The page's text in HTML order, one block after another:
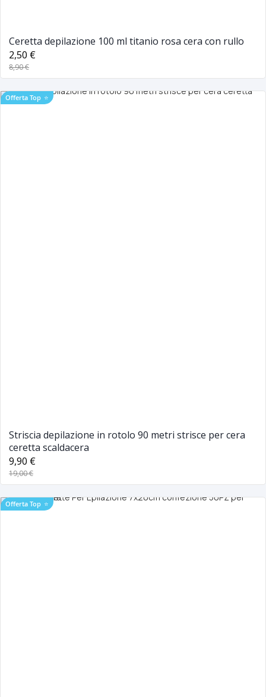
Ceretta depilazione 100 ml titanio rosa cera con rullo
2,50 €
8,90 €
Offerta Top ⭐
Striscia depilazione in rotolo 90 metri strisce per cera
ceretta scaldacera
9,90 €
19,00 €
Offerta Top ⭐